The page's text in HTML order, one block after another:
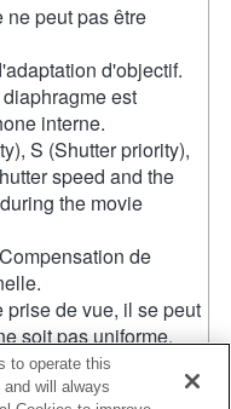
ne peut pas être
d'objectif.
est
interne.
S (Shutter priority),
speed and the
the movie
de
de vue, il se peut
soit pas uniforme.
avant] sur [Off].
A à l'aide de
to operate this
will always